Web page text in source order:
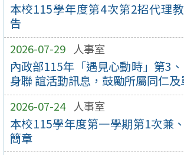
本校115學年度第4次第2招代理
告
2026-07-29 人事室
內政部115年「遇見心動時」第3
身聯 誼活動訊息，鼓勵所屬同仁
2026-07-24 人事室
本校115學年度第一學期第1次兼
簡章